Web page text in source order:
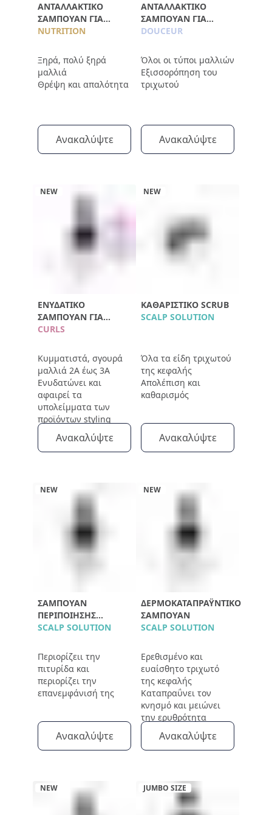
ΑΝΤΑΛΛΑΚΤΙΚΌ
ΣΑΜΠΟΥΆΝ ΓΙΑ
ΘΡΈΨΗ 750ML
NUTRITION
Ξηρά, πολύ ξηρά
μαλλιά
Θρέψη και απαλότητα
Ανακαλύψτε
ΑΝΤΑΛΛΑΚΤΙΚΌ
ΣΑΜΠΟΥΆΝ ΓΙΑ
ΑΠΑΛΌΤΗΤΑ 750ML
DOUCEUR
Όλοι οι τύποι μαλλιών
Εξισσορόπηση του
τριχωτού
Ανακαλύψτε
NEW
ΕΝΥΔΑΤΙΚΌ
ΣΑΜΠΟΥΆΝ ΓΙΑ
ΜΠΟΎΚΛΕΣ
CURLS
Κυμματιστά, σγουρά
μαλλιά 2Α έως 3Α
Ενυδατώνει και
αφαιρεί τα
υπολείμματα των
προϊόντων styling
Ανακαλύψτε
NEW
ΚΑΘΑΡΙΣΤΙΚΌ SCRUB
SCALP SOLUTION
Όλα τα είδη τριχωτού
της κεφαλής
Απολέπιση και
καθαρισμός
Ανακαλύψτε
NEW
ΣΑΜΠΟΥΆΝ
ΠΕΡΙΠΟΊΗΣΗΣ
ΤΡΙΧΩΤΟΎ
SCALP SOLUTION
Περιορίζειι την
πιτυρίδα και
περιορίζει την
επανεμφάνισή της
Ανακαλύψτε
NEW
ΔΕΡΜΟΚΑΤΑΠΡΑΫΝΤΙΚΌ
ΣΑΜΠΟΥΆΝ
SCALP SOLUTION
Ερεθισμένο και
ευαίσθητο τριχωτό
της κεφαλής
Καταπραΰνει τον
κνησμό και μειώνει
την ερυθρότητα
Ανακαλύψτε
NEW JUMBO SIZE